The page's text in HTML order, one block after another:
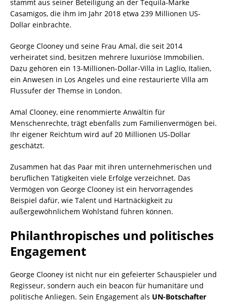
stammt aus seiner Beteiligung an der Tequila-Marke
Casamigos, die ihm im Jahr 2018 etwa 239 Millionen US-
Dollar einbrachte.
George Clooney und seine Frau Amal, die seit 2014
verheiratet sind, besitzen mehrere luxuriöse Immobilien.
Dazu gehören ein 13-Millionen-Dollar-Villa in Laglio, Italien,
ein Anwesen in Los Angeles und eine restaurierte Villa am
Flussufer der Themse in London.
Amal Clooney, eine renommierte Anwältin für
Menschenrechte, trägt ebenfalls zum Familienvermögen bei.
Ihr eigener Reichtum wird auf 20 Millionen US-Dollar
geschätzt.
Zusammen hat das Paar mit ihren unternehmerischen und
beruflichen Tätigkeiten viele Erfolge verzeichnet. Das
Vermögen von George Clooney ist ein hervorragendes
Beispiel dafür, wie Talent und Hartnäckigkeit zu
außergewöhnlichem Wohlstand führen können.
Philanthropisches und politisches
Engagement
George Clooney ist nicht nur ein gefeierter Schauspieler und
Regisseur, sondern auch ein beacon für humanitäre und
politische Anliegen. Sein Engagement als UN-Botschafter